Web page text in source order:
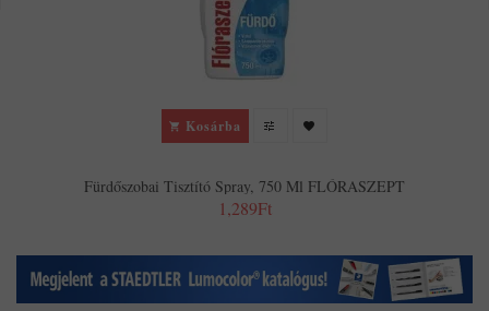
Kosárba
Fürdőszobai Tisztító Spray, 750 Ml FLÓRASZEPT
1,289Ft